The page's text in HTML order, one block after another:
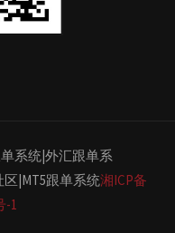
系统|外汇跟单系
区|MT5跟单系统湘ICP备
-1